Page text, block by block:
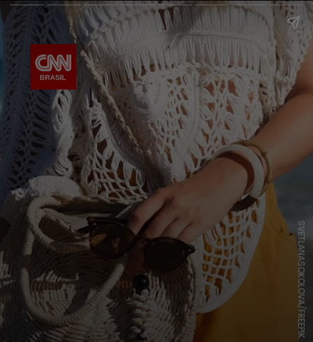
SVETLANASOKOLOVA/FREEPIK